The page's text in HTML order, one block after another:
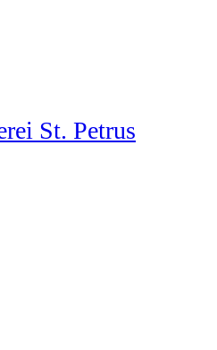
St. Petrus